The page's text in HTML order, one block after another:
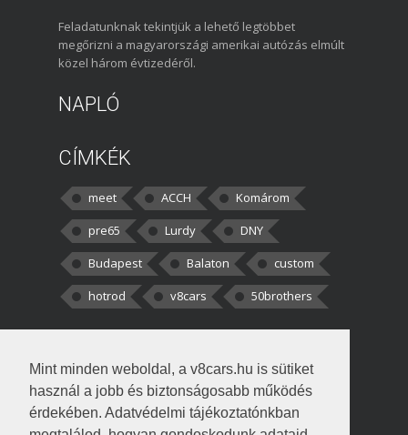
Mint minden weboldal, a v8cars.hu is sütiket
használ a jobb és biztonságosabb működés
érdekében. Adatvédelmi tájékoztatónkban
Feladatunknak tekintjük a lehető legtöbbet
megőrizni a magyarországi amerikai autózás elmúlt
közel három évtizedéről.
NAPLÓ
CÍMKÉK
meet ACCH
Komárom
pre65
Lurdy
DNY
Budapest
Balaton
custom
hotrod
v8cars 50brothers
kortisz:Elszúrtam! Én csak két
darabbaal számoltam. Nem tudtam, hogy fél autót,